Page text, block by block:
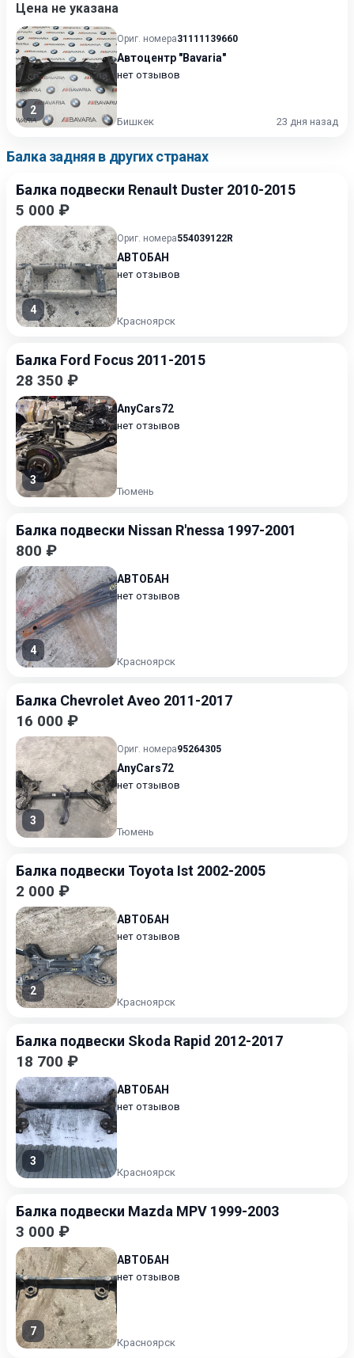
Цена не указана
2
Ориг. номера31111139660
Автоцентр "Bavaria"
нет отзывов
Бишкек 23 дня назад
Балка задняя в других странах
Балка подвески Renault Duster 2010-2015
5 000 ₽
4
Ориг. номера554039122R
АВТОБАН
нет отзывов
Красноярск
Балка Ford Focus 2011-2015
28 350 ₽
3
AnyCars72
нет отзывов
Тюмень
Балка подвески Nissan R'nessa 1997-2001
800 ₽
4
АВТОБАН
нет отзывов
Красноярск
Балка Chevrolet Aveo 2011-2017
16 000 ₽
3
Ориг. номера95264305
AnyCars72
нет отзывов
Тюмень
Балка подвески Toyota Ist 2002-2005
2 000 ₽
2
АВТОБАН
нет отзывов
Красноярск
Балка подвески Skoda Rapid 2012-2017
18 700 ₽
3
АВТОБАН
нет отзывов
Красноярск
Балка подвески Mazda MPV 1999-2003
3 000 ₽
7
АВТОБАН
нет отзывов
Красноярск